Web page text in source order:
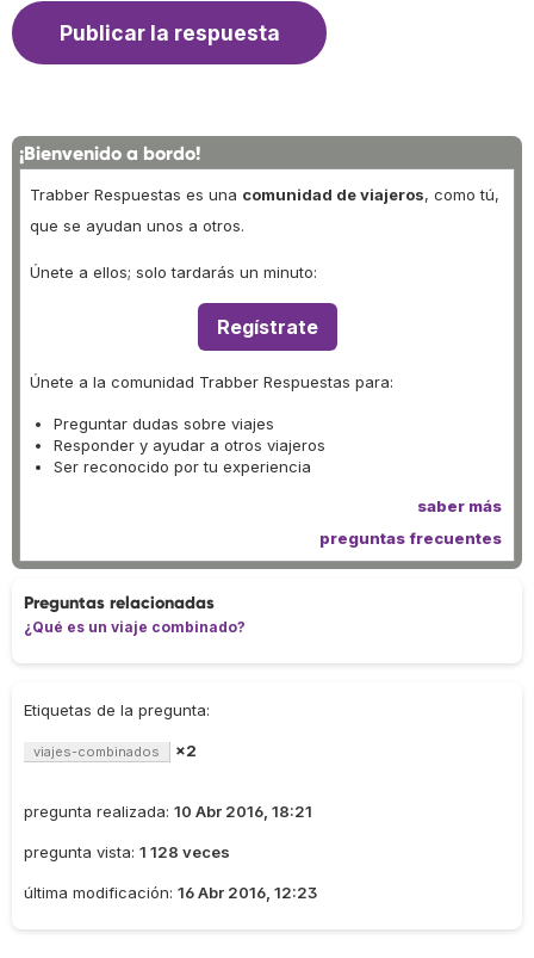
¡Bienvenido a bordo!
Trabber Respuestas es una comunidad de viajeros, como tú,
que se ayudan unos a otros.
Únete a ellos; solo tardarás un minuto:
Regístrate
Únete a la comunidad Trabber Respuestas para:
Preguntar dudas sobre viajes
Responder y ayudar a otros viajeros
Ser reconocido por tu experiencia
saber más
preguntas frecuentes
Preguntas relacionadas
¿Qué es un viaje combinado?
Etiquetas de la pregunta:
viajes-combinados ×2
pregunta realizada: 10 Abr 2016, 18:21
pregunta vista: 1 128 veces
última modificación: 16 Abr 2016, 12:23